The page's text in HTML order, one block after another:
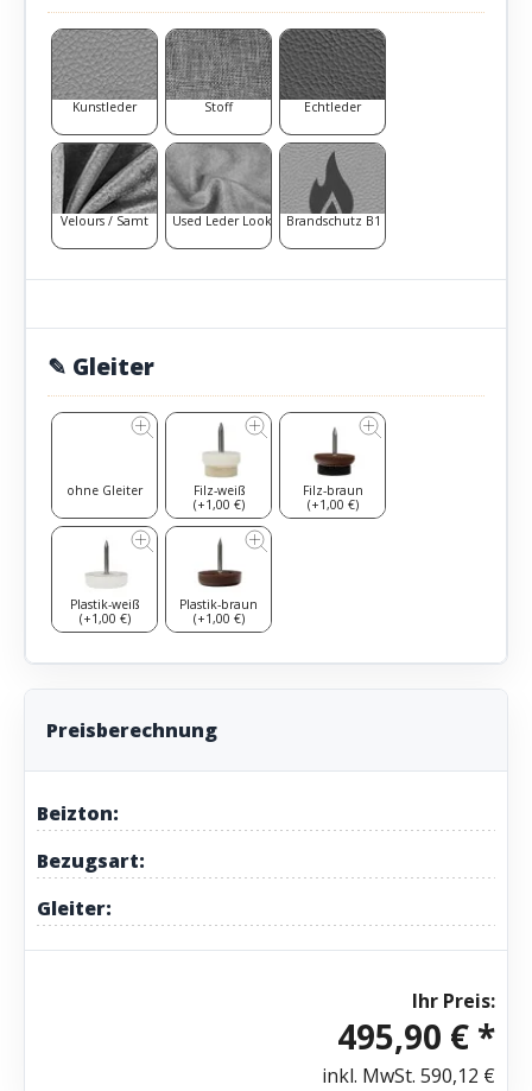
Kunstleder Stoff Echtleder
Velours / Samt Used Leder Look Brandschutz B1
✎ Gleiter
ohne Gleiter
Filz-weiß
(+1,00 €)
Filz-braun
(+1,00 €)
Plastik-weiß
(+1,00 €)
Plastik-braun
(+1,00 €)
Preisberechnung
Beizton:
Bezugsart:
Gleiter:
Ihr Preis:
495,90 € *
inkl. MwSt. 590,12 €